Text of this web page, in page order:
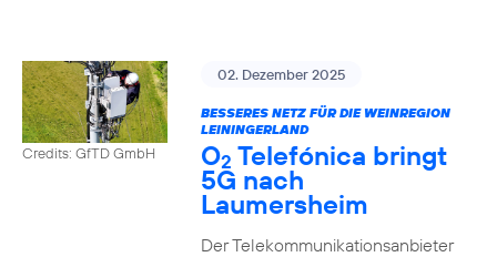
Credits: GfTD GmbH
02. Dezember 2025
BESSERES NETZ FÜR DIE WEINREGION
LEININGERLAND
O2 Telefónica bringt
5G nach
Laumersheim
Der Telekommunikationsanbieter